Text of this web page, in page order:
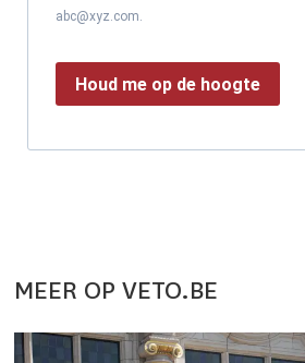
abc@xyz.com.
Houd me op de hoogte
MEER OP VETO.BE